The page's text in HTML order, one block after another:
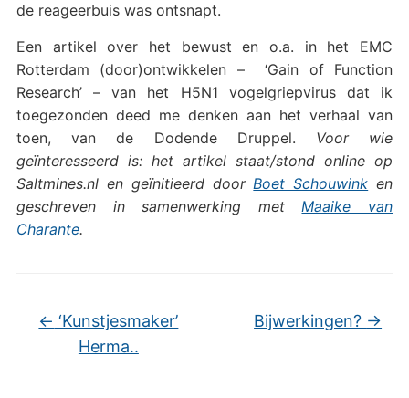
de reageerbuis was ontsnapt.
Een artikel over het bewust en o.a. in het EMC
Rotterdam (door)ontwikkelen – ‘Gain of Function
Research’ – van het H5N1 vogelgriepvirus dat ik
toegezonden deed me denken aan het verhaal van
toen, van de Dodende Druppel. Voor wie
geïnteresseerd is: het artikel staat/stond online op
Saltmines.nl en geïnitieerd doorBoet Schouwink en
geschreven in samenwerking metMaaike van
Charante.
← ‘Kunstjesmaker’
Herma..
Bijwerkingen? →